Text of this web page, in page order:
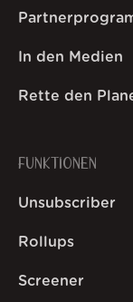
In den Medien
Rette den
FUNKTIONEN
Unsubscriber
Rollups
Screener